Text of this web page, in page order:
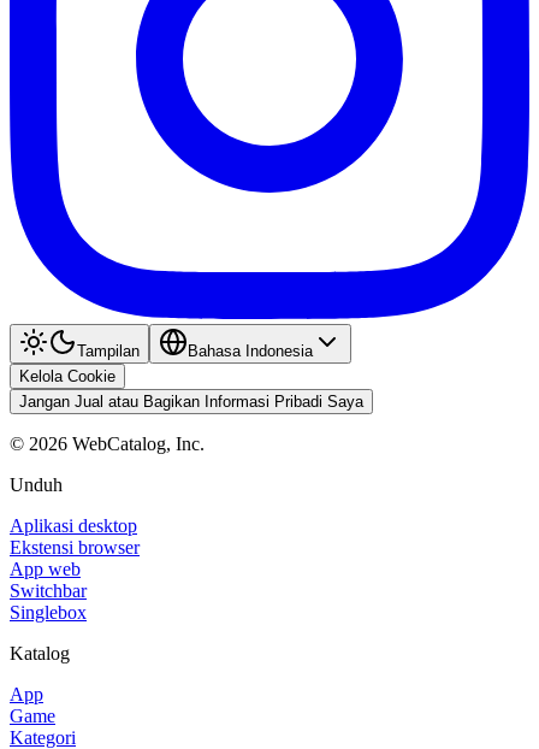
Tampilan
Bahasa Indonesia
Kelola Cookie
Jangan Jual atau Bagikan Informasi Pribadi Saya
© 2026 WebCatalog, Inc.
Unduh
Aplikasi desktop
Ekstensi browser
App web
Switchbar
Singlebox
Katalog
App
Game
Kategori